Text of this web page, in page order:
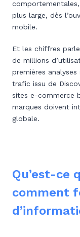
plus large, dès
mobile.
Et les chiffres
de millions
premières
trafic issu de
sites e-commerce
marques doivent
globale.
Qu’est-ce
comment